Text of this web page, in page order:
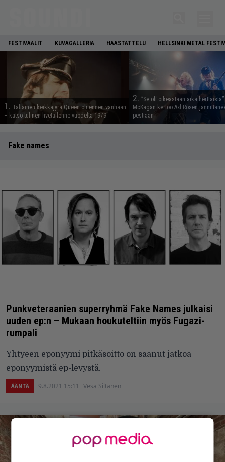
FESTIVAALIT KUVAGALLERIA HAASTATTELU HELLSINKI METAL
1. Tällainen keikkajyrä Queen oli ennen vanhaan
– katso tulinen livetallenne vuodelta 1979
2. ”Se oli oikeastaan aika
McKagan kertoo Axl Rosen
pestiään
Fake names
Punkveteraanien superryhmä Fake Names julkaisi
uuden ep:n – Mukaan houkuteltiin myös Fugazi-
rumpali
Yhtyeen eponyymi pitkäsoitto on saanut jatkoa
eponyymistä ep-levystä.
ÄÄNTÄ 9.8.2021 15:11 Vesa Siltanen